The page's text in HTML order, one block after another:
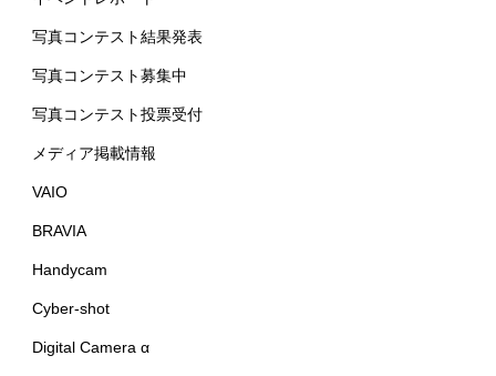
写真コンテスト結果発表
写真コンテスト募集中
写真コンテスト投票受付
メディア掲載情報
VAIO
BRAVIA
Handycam
Cyber-shot
Digital Camera α